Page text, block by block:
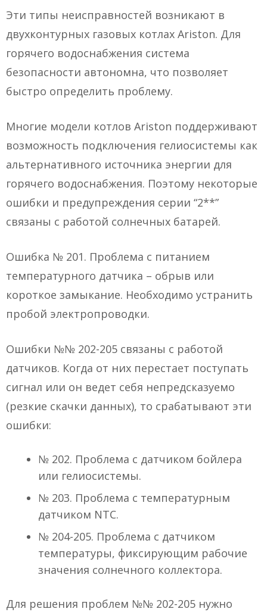
Эти типы неисправностей возникают в
двухконтурных газовых котлах Ariston. Для
горячего водоснабжения система
безопасности автономна, что позволяет
быстро определить проблему.
Многие модели котлов Ariston поддерживают
возможность подключения гелиосистемы как
альтернативного источника энергии для
горячего водоснабжения. Поэтому некоторые
ошибки и предупреждения серии “2**”
связаны с работой солнечных батарей.
Ошибка № 201. Проблема с питанием
температурного датчика – обрыв или
короткое замыкание. Необходимо устранить
пробой электропроводки.
Ошибки №№ 202-205 связаны с работой
датчиков. Когда от них перестает поступать
сигнал или он ведет себя непредсказуемо
(резкие скачки данных), то срабатывают эти
ошибки:
№ 202. Проблема с датчиком бойлера
или гелиосистемы.
№ 203. Проблема с температурным
датчиком NTC.
№ 204-205. Проблема с датчиком
температуры, фиксирующим рабочие
значения солнечного коллектора.
Для решения проблем №№ 202-205 нужно